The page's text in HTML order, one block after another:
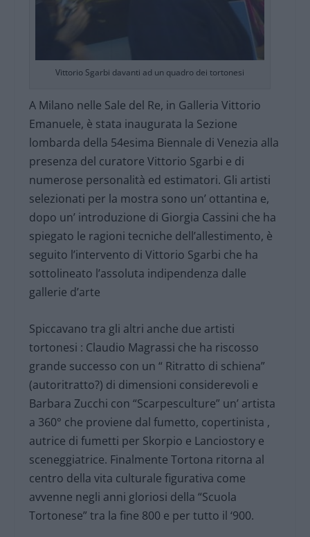
Vittorio Sgarbi davanti ad un quadro dei tortonesi
A Milano nelle Sale del Re, in Galleria Vittorio
Emanuele, è stata inaugurata la Sezione
lombarda della 54esima Biennale di Venezia alla
presenza del curatore Vittorio Sgarbi e di
numerose personalità ed estimatori. Gli artisti
selezionati per la mostra sono un’ ottantina e,
dopo un’ introduzione di Giorgia Cassini che ha
spiegato le ragioni tecniche dell’allestimento, è
seguito l’intervento di Vittorio Sgarbi che ha
sottolineato l’assoluta indipendenza dalle
gallerie d’arte
Spiccavano tra gli altri anche due artisti
tortonesi : Claudio Magrassi che ha riscosso
grande successo con un “ Ritratto di schiena”
(autoritratto?) di dimensioni considerevoli e
Barbara Zucchi con “Scarpesculture” un’ artista
a 360° che proviene dal fumetto, copertinista ,
autrice di fumetti per Skorpio e Lanciostory e
sceneggiatrice. Finalmente Tortona ritorna al
centro della vita culturale figurativa come
avvenne negli anni gloriosi della “Scuola
Tortonese” tra la fine 800 e per tutto il ‘900.